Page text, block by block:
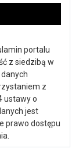
portalu
z siedzibą w
z
ustawy o
jest
prawo dostępu